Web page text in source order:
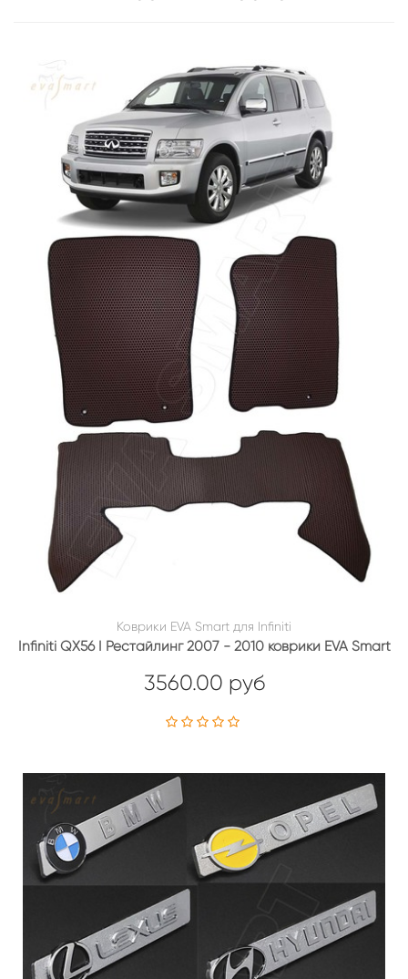
Коврики EVA Smart для Infiniti
Infiniti QX56 I Рестайлинг 2007 - 2010 коврики EVA Smart
3560.00 руб